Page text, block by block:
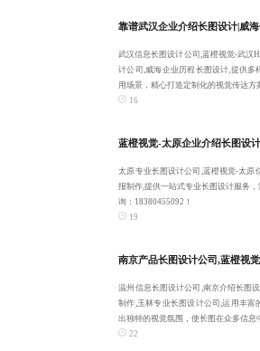
武汉信息长图设计公司,蓝橙视觉-武汉
计公司,威海企业历程长图设计,提供多
用场景，精心打造定制化的视觉传达方
16
太原专业长图设计公司,蓝橙视觉-太原
报制作,提供一站式专业长图设计服务
询：18380455092！
19
温州信息长图设计公司,南京介绍长图
制作,玉林专业长图设计公司,运用丰富
出独特的视觉氛围，使长图在众多信息
22